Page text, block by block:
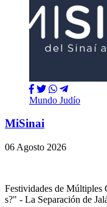
Mundo Judío
MiSinai
06 Agosto 2026
Festividades de
s?" - La